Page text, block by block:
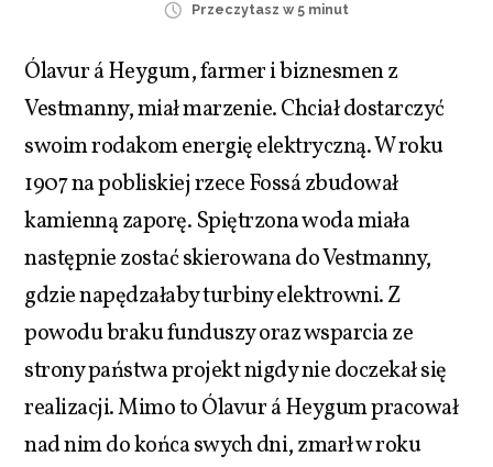
Przeczytasz w 5 minut
Ólavur á Heygum, farmer i biznesmen z
Vestmanny, miał marzenie. Chciał dostarczyć
swoim rodakom energię elektryczną. W roku
1907 na pobliskiej rzece Fossá zbudował
kamienną zaporę. Spiętrzona woda miała
następnie zostać skierowana do Vestmanny,
gdzie napędzałaby turbiny elektrowni. Z
powodu braku funduszy oraz wsparcia ze
strony państwa projekt nigdy nie doczekał się
realizacji. Mimo to Ólavur á Heygum pracował
nad nim do końca swych dni, zmarł w roku